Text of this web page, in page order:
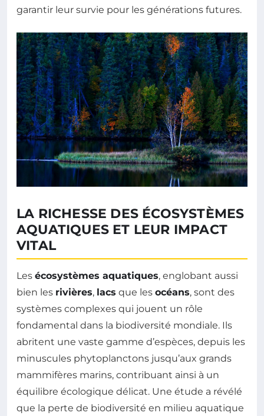
garantir leur survie pour les générations futures.
LA RICHESSE DES ÉCOSYSTÈMES
AQUATIQUES ET LEUR IMPACT
VITAL
Les écosystèmes aquatiques, englobant aussi
bien les rivières, lacs que les océans, sont des
systèmes complexes qui jouent un rôle
fondamental dans la biodiversité mondiale. Ils
abritent une vaste gamme d’espèces, depuis les
minuscules phytoplanctons jusqu’aux grands
mammifères marins, contribuant ainsi à un
équilibre écologique délicat. Une étude a révélé
que la perte de biodiversité en milieu aquatique